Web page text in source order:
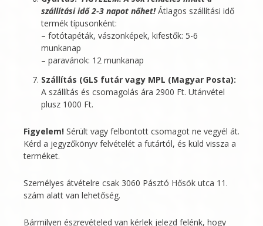
szállítási idő 2-3 napot nőhet!Átlagos szállítási idő
termék típusonként:
– fotótapéták, vászonképek, kifestők: 5-6
munkanap
– paravánok: 12 munkanap
Szállítás (GLS futár vagy MPL (Magyar Posta):
A szállítás és csomagolás ára 2900 Ft. Utánvétel
plusz 1000 Ft.
Figyelem! Sérült vagy felbontott csomagot ne vegyél át.
Kérd a jegyzőkönyv felvételét a futártól, és küld vissza a
terméket.
Személyes átvételre csak 3060 Pásztó Hősök utca 11.
szám alatt van lehetőség.
Bármilyen észrevételed van kérlek jelezd felénk, hogy